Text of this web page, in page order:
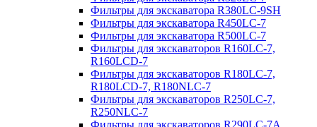
Фильтры для экскаватора R380LC-9SH
Фильтры для экскаватора R450LC-7
Фильтры для экскаватора R500LC-7
Фильтры для экскаваторов R160LC-7,
R160LCD-7
Фильтры для экскаваторов R180LC-7,
R180LCD-7, R180NLC-7
Фильтры для экскаваторов R250LC-7,
R250NLC-7
Фильтры для экскаваторов R290LC-7A,